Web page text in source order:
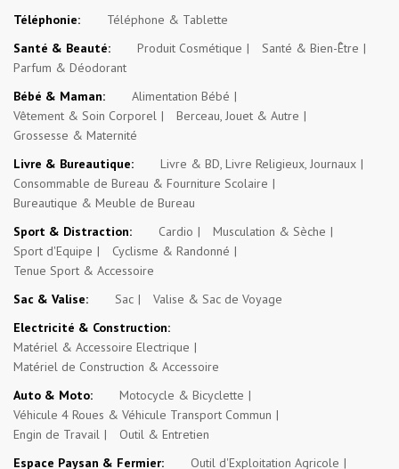
Téléphonie:
Téléphone & Tablette
Santé & Beauté:
Produit Cosmétique
Santé & Bien-Être
Parfum & Déodorant
Bébé & Maman:
Alimentation Bébé
Vêtement & Soin Corporel
Berceau, Jouet & Autre
Grossesse & Maternité
Livre & Bureautique:
Livre & BD, Livre Religieux, Journaux
Consommable de Bureau & Fourniture Scolaire
Bureautique & Meuble de Bureau
Sport & Distraction:
Cardio
Musculation & Sèche
Sport d'Equipe
Cyclisme & Randonné
Tenue Sport & Accessoire
Sac & Valise:
Sac
Valise & Sac de Voyage
Electricité & Construction:
Matériel & Accessoire Electrique
Matériel de Construction & Accessoire
Auto & Moto:
Motocycle & Bicyclette
Véhicule 4 Roues & Véhicule Transport Commun
Engin de Travail
Outil & Entretien
Espace Paysan & Fermier:
Outil d'Exploitation Agricole